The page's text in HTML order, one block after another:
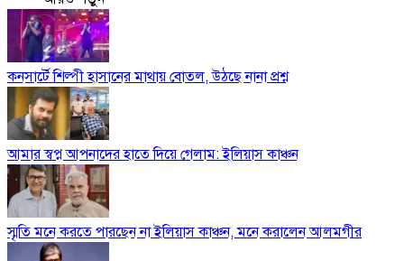
কনসার্টে শিল্পী হাসানের মাথায় বোতল, উঠছে নানা প্রশ্ন
আমার স্বপ্ন আপনাদের হাতে দিয়ে গেলাম: ইলিয়াস কাঞ্চন
স্মৃতি মনে করতে পারছেন না ইলিয়াস কাঞ্চন, মনে করালেন আলমগীর